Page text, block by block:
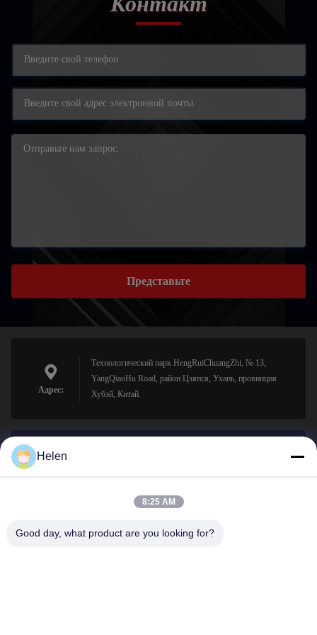
Представьте
Адрес:
Технологический парк HengRuiChuangZhi, № 13,
YangQiaoHu Road, район Цзянся, Ухань, провинция
Хубэй, Китай.
Электронная
Helen
8:25 AM
Good day, what product are you looking for?